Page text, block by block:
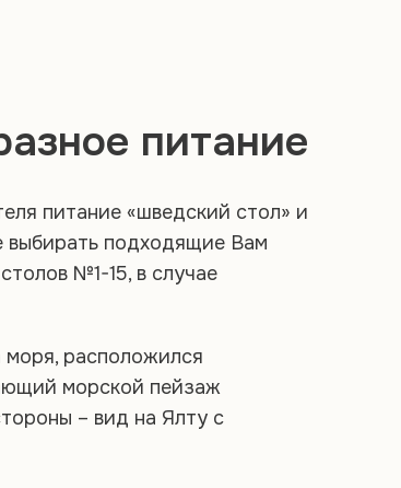
питание
питание «шведский стол» и
выбирать подходящие Вам
№1-15, в случае
моря, расположился
морской пейзаж
– вид на Ялту с